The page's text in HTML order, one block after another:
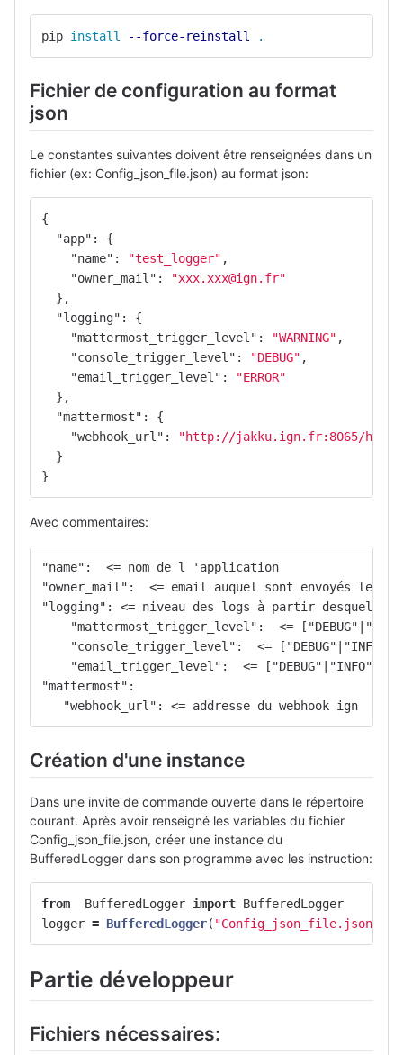
pip install --force-reinstall .
Fichier de configuration au format
json
Le constantes suivantes doivent être renseignées dans un
fichier (ex: Config_json_file.json) au format json:
{
"app" :
{
"name" : "test_logger" ,
"owner_mail" :
"xxx.xxx@ign.fr"
},
"logging" :
{
"mattermost_trigger_level" : "WARNING" ,
"console_trigger_level" : "DEBUG" ,
"email_trigger_level" :
"ERROR"
},
"mattermost" :
{
"webhook_url" :
"http://jakku.ign.fr:8065/
}
}
Avec commentaires:
"name":  <= nom de l 'application
"owner_mail":  <= email auquel sont envoyés les
"logging": <= niveau des logs à partir desquels
"mattermost_trigger_level":  <=
"console_trigger_level":  <=
"email_trigger_level":  <=
"mattermost":
   "webhook_url": <= addresse du webhook ign
Création d'une instance
Dans une invite de commande ouverte dans le répertoire
courant. Après avoir renseigné les variables du fichier
Config_json_file.json, créer une instance du
BufferedLogger dans son programme avec les instruction:
from BufferedLogger import BufferedLogger
logger = BufferedLogger( "Config_json_file.json"
Partie développeur
Fichiers nécessaires: